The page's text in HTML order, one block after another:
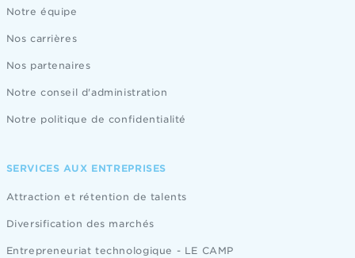
Notre équipe
Nos carrières
Nos partenaires
Notre conseil d'administration
Notre politique de confidentialité
SERVICES AUX ENTREPRISES
Attraction et rétention de talents
Diversification des marchés
Entrepreneuriat technologique - LE CAMP